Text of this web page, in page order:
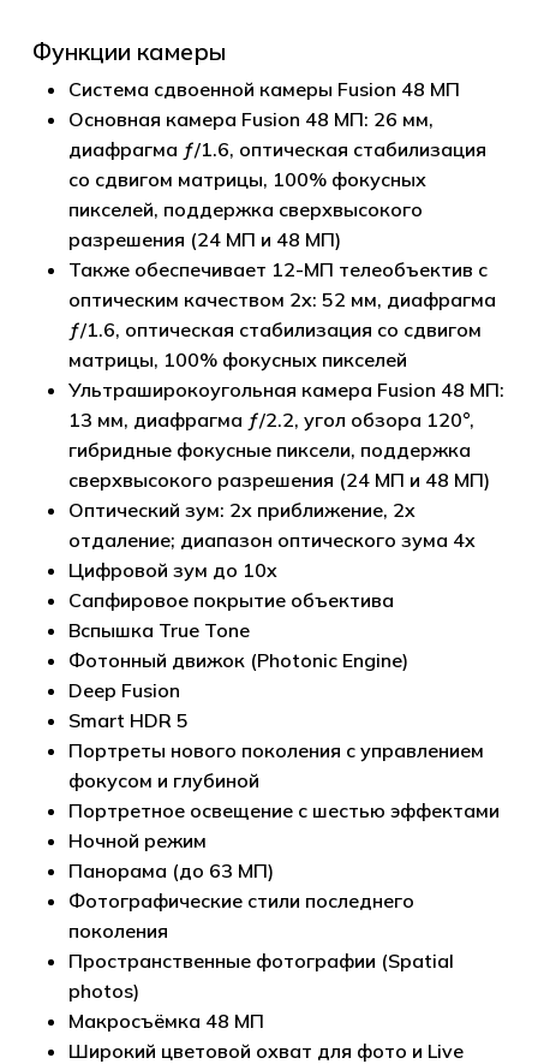
Корзина пуста.
Функции камеры
Система сдвоенной камеры Fusion 48 МП
Основная камера Fusion 48 МП: 26 мм,
диафрагма ƒ/1.6, оптическая стабилизация
со сдвигом матрицы, 100% фокусных
пикселей, поддержка сверхвысокого
разрешения (24 МП и 48 МП)
Также обеспечивает 12-МП телеобъектив с
оптическим качеством 2x: 52 мм, диафрагма
ƒ/1.6, оптическая стабилизация со сдвигом
матрицы, 100% фокусных пикселей
Ультраширокоугольная камера Fusion 48 МП:
13 мм, диафрагма ƒ/2.2, угол обзора 120°,
гибридные фокусные пиксели, поддержка
сверхвысокого разрешения (24 МП и 48 МП)
Оптический зум: 2x приближение, 2x
отдаление; диапазон оптического зума 4x
Цифровой зум до 10x
Сапфировое покрытие объектива
Вспышка True Tone
Фотонный движок (Photonic Engine)
Deep Fusion
Smart HDR 5
Портреты нового поколения с управлением
фокусом и глубиной
Портретное освещение с шестью эффектами
Ночной режим
Панорама (до 63 МП)
Фотографические стили последнего
поколения
Пространственные фотографии (Spatial
photos)
Макросъёмка 48 МП
Широкий цветовой охват для фото и Live